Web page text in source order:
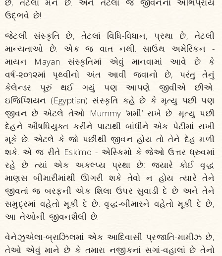
ઉદ્ભવે છે!
જેટલી સંસ્કૃતિ છે, તેટલાં વિધિ-વિધાન, પ્રથા છે, તેટલી
માન્યતાઓ છે. એક જ વાત નથી. સાઉથ અમેરિકન -
માયન Mayan સંસ્કૃતિમાં એવું માનવામાં આવે છે કે
વર્ષ-૨૦૧૨માં પૃથ્વીનો અંત આવી જવાનો છે, પરંતુ તેનું
કેલેન્ડર પૂરું થઈ ગયું પણ આપણે જીવીએ છીએ.
ઇજિપ્શિયન (Egyptian) સંસ્કૃતિ કહે છે કે મૃત્યુ પછી પણ
જીવન છે એટલે તેઓ Mummy ‘મમી’ રાખે છે. મૃત્યુ પછી
દેહને ઔષધિયુક્ત કરીને પાટાથી બાંધીને એક પેટીમાં રાખી
મૂકે છે. એટલે કે જો પછીથી જીવન હોય તો તેને દેહ મળી
શકે. એ જ રીતે Eskimo - એસ્કિમો કે જેઓ ઉત્તર ધ્રુવમાં
રહે છે ત્યાં એક અકલ્પ્ય પ્રથા છે: જ્યારે કોઈ વૃદ્ધ
માણસ બીમારીમાંથી ઊગરી શકે તેવો ન હોય ત્યારે તેને
જીવતાં જ બરફની એક શિલા ઉપર સુવાડી દે છે અને તેને
સમુદ્રમાં વહેતો મૂકી દે છે. વૃદ્ધ-બીમારને વહેતો મૂકી દે છે,
આ તેઓની જીવનશૈલી છે.
વેનેઝુએલા-બ્રાઝિલમાં એક આદિવાસી પ્રજાતિ-મામીઝ છે,
તેઓ એવું માને છે કે તમારા નજીકનાં સગાં-વહાલાં છે તેનો